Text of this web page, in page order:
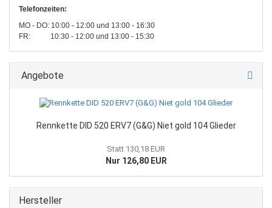
Telefonzeiten:
MO - DO: 10:00 - 12:00 und 13:00 - 16:30
FR: 10:30 - 12:00 und 13:00 - 15:30
Angebote
Rennkette DID 520 ERV7 (G&G) Niet gold 104 Glieder
Statt 130,18 EUR
Nur 126,80 EUR
Hersteller